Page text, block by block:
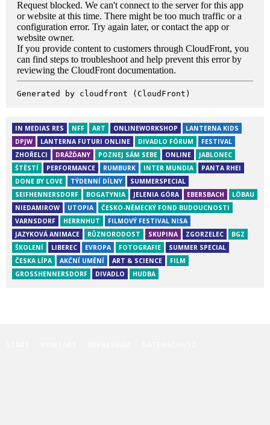
IN MEDIAS RES NFF ART ONLINEWORKSHOP
LANTERNA KIDS
DPJW
LANTERNA FUTURI ONLINE DIVADLO FÓRUM
FESTIVAL
ZHOŘELCI
DRÁŽĎANY POZNEJ SÁM SEBE ONLINE
JABLONEC
ŠTĚSTÍ
PERFORMANCE RUMBURK INTER MUNDIA
PANTA RHEI
DONE BY LOVE
TÝDENNÍ DÍLNY
SUMMERSPECIAL
SEIFHENNERSDORF
BOGATYNIA JELENIA GÓRA EBERSBACH
LÖBAU
NIEDAMIROW
UTOPIA
ČESKO-NĚMECKÝ FOND BUDOUCNOSTI
VARNSDORF
HERRNHUT
FILMOVÝ FESTIVAL NISA
JAZYKOVÁ ANIMACE
RŮZNORODOST SKUPINA ZGORZELEC
BGZ
ŠKOLENÍ
LIBEREC EVROPA FOTOGRAFIE
SUMMER SPECIAL
ČESKA LÍPA
AKČNÍ UMĚNÍ ART & SCIENCE
FILM
GROSSHENNERSDORF
DIVADLO HUDBA